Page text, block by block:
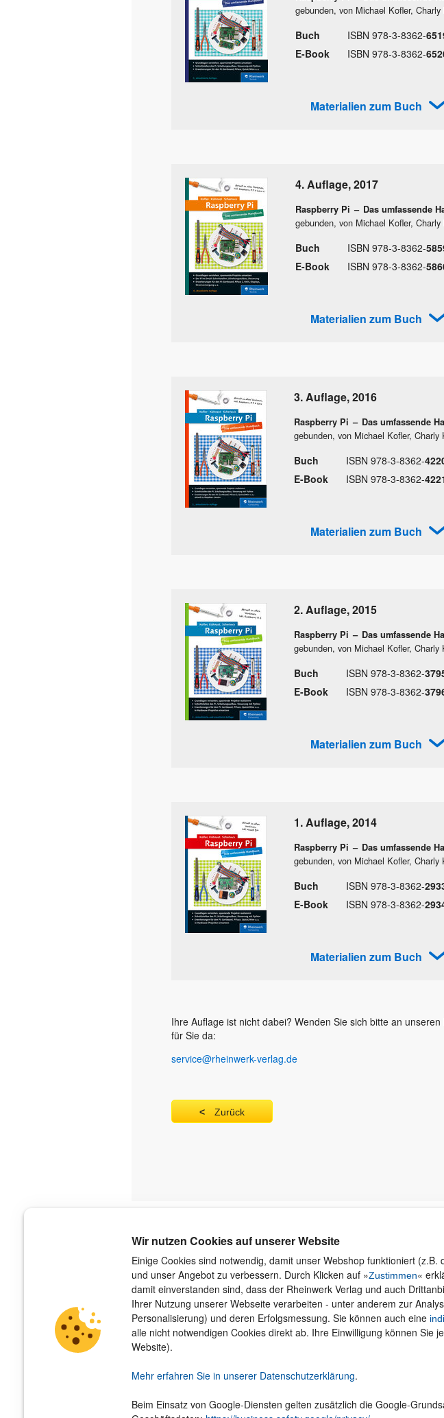
Wir nutzen Cookies auf unserer Website
Einige Cookies sind notwendig, damit unser Webshop funktioniert
und unser Angebot zu verbessern. Durch Klicken auf »Zustimmen«
damit einverstanden sind, dass der Rheinwerk Verlag und auch
Ihrer Nutzung unserer Webseite verarbeiten - unter anderem zur
Personalisierung) und deren Erfolgsmessung. Sie können auch eine
alle nicht notwendigen Cookies direkt ab. Ihre Einwilligung können Sie
Website).
Mehr erfahren Sie in unserer Datenschutzerklärung.
Beim Einsatz von Google-Diensten gelten zusätzlich die Google-
gebunden, von Michael Kofler,
Buch ISBN 978-3-8362-
E-Book
ISBN 978-3-8362-
Materialien zum Buch
4. Auflage,2017
Raspberry Pi – Das umfassende
gebunden, von Michael Kofler,
Buch ISBN 978-3-8362-
E-Book
ISBN 978-3-8362-
Materialien zum Buch
3. Auflage,2016
Raspberry Pi – Das umfassende
gebunden, von Michael Kofler,
Buch ISBN 978-3-8362-
E-Book
ISBN 978-3-8362-
Materialien zum Buch
2. Auflage,2015
Raspberry Pi – Das umfassende
gebunden, von Michael Kofler,
Buch ISBN 978-3-8362-
E-Book
ISBN 978-3-8362-
Materialien zum Buch
1. Auflage,2014
Raspberry Pi – Das umfassende
gebunden, von Michael Kofler,
Buch ISBN 978-3-8362-
E-Book
ISBN 978-3-8362-
Materialien zum Buch
Ihre Auflage ist nicht dabei? Wenden Sie sich bitte an
für Sie da:
service@rheinwerk-verlag.de
Zurück
Über uns
Der Verlag
Das Team
Unsere Autorinnen und Autoren
Jobs
Barrierefreiheit
Nachhaltigkeit
Hinweis­geber­schutz­gesetz
Kontakt
Newsletter
Für Unternehmen
Presseservice
Dozentenservice
Produktfeedback
Foreign Rights